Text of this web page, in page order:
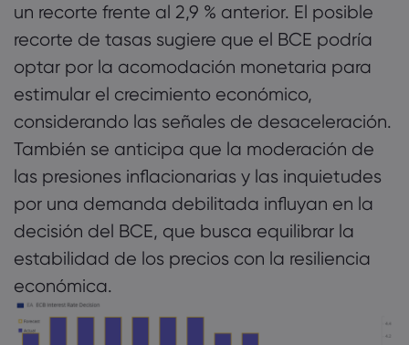
un recorte frente al 2,9 % anterior. El posible
recorte de tasas sugiere que el BCE podría
optar por la acomodación monetaria para
estimular el crecimiento económico,
considerando las señales de desaceleración.
También se anticipa que la moderación de
las presiones inflacionarias y las inquietudes
por una demanda debilitada influyan en la
decisión del BCE, que busca equilibrar la
estabilidad de los precios con la resiliencia
económica.